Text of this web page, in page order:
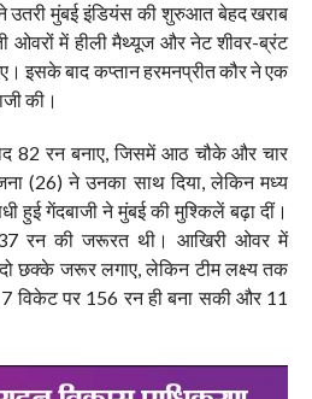
उतरी मुंबई इंडियंस की शुरुआत बेहद खराब
ओवरों में हीली मैथ्यूज और नेट शीवर-ब्रंट
इसके बाद कप्तान हरमनप्रीत कौर ने एक
की।
82 रन बनाए, जिसमें आठ चौके और चार
(26) ने उनका साथ दिया, लेकिन मध्य
हुई गेंदबाजी ने मुंबई की मुश्किलें बढ़ा दीं।
रन की जरूरत थी। आखिरी ओवर में
दो छक्के जरूर लगाए, लेकिन टीम लक्ष्य तक
विकेट पर 156 रन ही बना सकी और 11